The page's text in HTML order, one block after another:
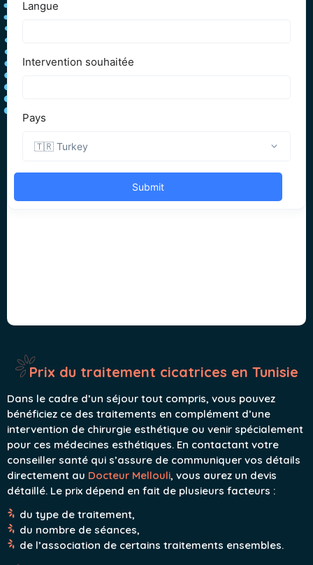
Prix du traitement cicatrices en Tunisie
Dans le cadre d’un séjour tout compris, vous pouvez
bénéficiez ce des traitements en complément d’une
intervention de chirurgie esthétique ou venir spécialement
pour ces médecines esthétiques. En contactant votre
conseiller santé qui s’assure de communiquer vos détails
directement au Docteur Mellouli, vous aurez un devis
détaillé. Le prix dépend en fait de plusieurs facteurs :
du type de traitement,
du nombre de séances,
de l’association de certains traitements ensembles.